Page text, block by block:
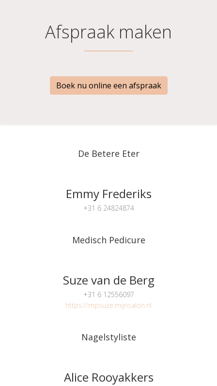
Afspraak maken
Boek nu online een afspraak
De Betere Eter
Emmy Frederiks
+31 6 24824874
Medisch Pedicure
Suze van de Berg
+31 6 12556097
https://mpsuze.mijnsalon.nl
Nagelstyliste
Alice Rooyakkers